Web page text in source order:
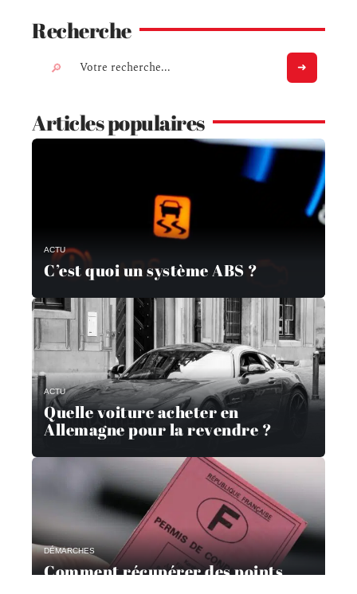
Recherche
Articles populaires
ACTU
C’est quoi un système ABS ?
ACTU
Quelle voiture acheter en
Allemagne pour la revendre ?
DÉMARCHES
Comment récupérer des points